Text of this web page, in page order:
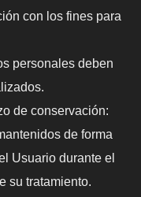
con los fines para
personales deben
de conservación:
de forma
Usuario durante el
su tratamiento.